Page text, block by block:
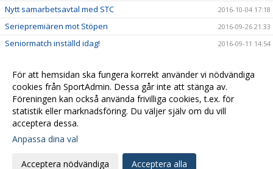
Nytt samarbetsavtal med STC 2016-10-04 17:18
Seriepremiären mot Stöpen 2016-09-26 21:33
Seniormatch inställd idag! 2016-09-11 14:54
Seger mot Stöpen IBK! 2016-08-27 14:28
Herrseniorer spelar träningsmatch nu på fredag
klockan 19:30
2016-08-22 18:35
inställningar
Webbversion
För att hemsidan ska fungera korrekt använder vi nödvändiga
cookies från SportAdmin. Dessa går inte att stänga av.
Föreningen kan också använda frivilliga cookies, t.ex. för
statistik eller marknadsföring. Du väljer själv om du vill
acceptera dessa.
Anpassa dina val
Acceptera nödvändiga Acceptera alla